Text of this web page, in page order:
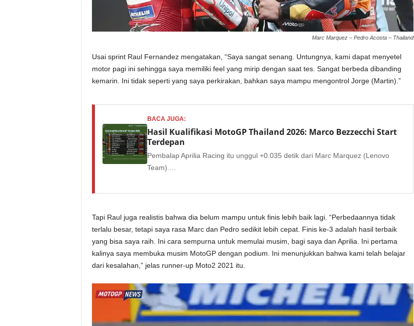
Marc Marquez – Pedro Acosta – Thailand
Usai sprint Raul Fernandez mengatakan, “Saya sangat senang. Untungnya, kami dapat menyetel
motor pagi ini sehingga saya memiliki feel yang mirip dengan saat tes. Sangat berbeda dibanding
kemarin. Ini tidak seperti yang saya perkirakan, bahkan saya mampu mengontrol Jorge (Martin).”
BACA JUGA:
Hasil Kualifikasi MotoGP Thailand 2026: Marco Bezzecchi Start
Terdepan
Pembalap Aprilia Racing itu unggul +0.035 detik dari Marc Marquez (Lenovo
Team).…
Tapi Raul juga realistis bahwa dia belum mampu untuk finis lebih baik lagi. “Perbedaannya tidak
terlalu besar, tetapi saya rasa Marc dan Pedro sedikit lebih cepat. Finis ke-3 adalah hasil terbaik
yang bisa saya raih. Ini cara sempurna untuk memulai musim, bagi saya dan Aprilia. Ini pertama
kalinya saya membuka musim MotoGP dengan podium. Ini menunjukkan bahwa kami telah belajar
dari kesalahan,” jelas runner-up Moto2 2021 itu.